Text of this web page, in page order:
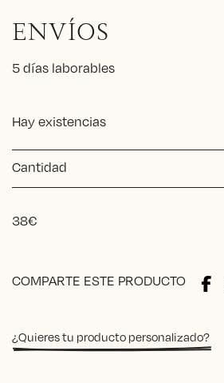
ENVÍOS
5 días laborables
Hay existencias
Cantidad
38€
COMPARTE ESTE PRODUCTO
¿Quieres tu producto personalizado?